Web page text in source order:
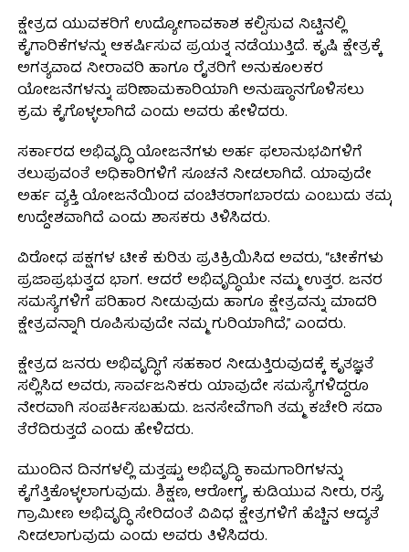
ಕ್ಷೇತ್ರದ ಯುವಕರಿಗೆ ಉದ್ಯೋಗಾವಕಾಶ ಕಲ್ಪಿಸುವ ನಿಟ್ಟಿನಲ್ಲಿ
ಕೈಗಾರಿಕೆಗಳನ್ನು ಆಕರ್ಷಿಸುವ ಪ್ರಯತ್ನ ನಡೆಯುತ್ತಿದೆ. ಕೃಷಿ ಕ್ಷೇತ್ರಕ್ಕೆ
ಅಗತ್ಯವಾದ ನೀರಾವರಿ ಹಾಗೂ ರೈತರಿಗೆ ಅನುಕೂಲಕರ
ಯೋಜನೆಗಳನ್ನು ಪರಿಣಾಮಕಾರಿಯಾಗಿ ಅನುಷ್ಠಾನಗೊಳಿಸಲು
ಕ್ರಮ ಕೈಗೊಳ್ಳಲಾಗಿದೆ ಎಂದು ಅವರು ಹೇಳಿದರು.
ಸರ್ಕಾರದ ಅಭಿವೃದ್ಧಿ ಯೋಜನೆಗಳು ಅರ್ಹ ಫಲಾನುಭವಿಗಳಿಗೆ
ತಲುಪುವಂತೆ ಅಧಿಕಾರಿಗಳಿಗೆ ಸೂಚನೆ ನೀಡಲಾಗಿದೆ. ಯಾವುದೇ
ಅರ್ಹ ವ್ಯಕ್ತಿ ಯೋಜನೆಯಿಂದ ವಂಚಿತರಾಗಬಾರದು ಎಂಬುದು ತಮ್ಮ
ಉದ್ದೇಶವಾಗಿದೆ ಎಂದು ಶಾಸಕರು ತಿಳಿಸಿದರು.
ವಿರೋಧ ಪಕ್ಷಗಳ ಟೀಕೆ ಕುರಿತು ಪ್ರತಿಕ್ರಿಯಿಸಿದ ಅವರು, “ಟೀಕೆಗಳು
ಪ್ರಜಾಪ್ರಭುತ್ವದ ಭಾಗ. ಆದರೆ ಅಭಿವೃದ್ಧಿಯೇ ನಮ್ಮ ಉತ್ತರ. ಜನರ
ಸಮಸ್ಯೆಗಳಿಗೆ ಪರಿಹಾರ ನೀಡುವುದು ಹಾಗೂ ಕ್ಷೇತ್ರವನ್ನು ಮಾದರಿ
ಕ್ಷೇತ್ರವನ್ನಾಗಿ ರೂಪಿಸುವುದೇ ನಮ್ಮ ಗುರಿಯಾಗಿದೆ,” ಎಂದರು.
ಕ್ಷೇತ್ರದ ಜನರು ಅಭಿವೃದ್ಧಿಗೆ ಸಹಕಾರ ನೀಡುತ್ತಿರುವುದಕ್ಕೆ ಕೃತಜ್ಞತೆ
ಸಲ್ಲಿಸಿದ ಅವರು, ಸಾರ್ವಜನಿಕರು ಯಾವುದೇ ಸಮಸ್ಯೆಗಳಿದ್ದರೂ
ನೇರವಾಗಿ ಸಂಪರ್ಕಿಸಬಹುದು. ಜನಸೇವೆಗಾಗಿ ತಮ್ಮ ಕಚೇರಿ ಸದಾ
ತೆರೆದಿರುತ್ತದೆ ಎಂದು ಹೇಳಿದರು.
ಮುಂದಿನ ದಿನಗಳಲ್ಲಿ ಮತ್ತಷ್ಟು ಅಭಿವೃದ್ಧಿ ಕಾಮಗಾರಿಗಳನ್ನು
ಕೈಗೆತ್ತಿಕೊಳ್ಳಲಾಗುವುದು. ಶಿಕ್ಷಣ, ಆರೋಗ್ಯ, ಕುಡಿಯುವ ನೀರು, ರಸ್ತೆ,
ಗ್ರಾಮೀಣ ಅಭಿವೃದ್ಧಿ ಸೇರಿದಂತೆ ವಿವಿಧ ಕ್ಷೇತ್ರಗಳಿಗೆ ಹೆಚ್ಚಿನ ಆದ್ಯತೆ
ನೀಡಲಾಗುವುದು ಎಂದು ಅವರು ತಿಳಿಸಿದರು.